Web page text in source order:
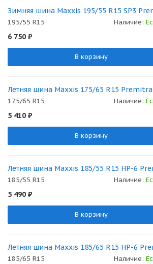
Зимняя шина Maxxis 195/55 R15 SP3
195/55 R15 Наличие:
6 750 ₽
В корзину
Летняя шина Maxxis 175/65 R15 Premitra
175/65 R15 Наличие:
5 410 ₽
В корзину
Летняя шина Maxxis 185/55 R15 HP-6
185/55 R15 Наличие:
5 490 ₽
В корзину
Летняя шина Maxxis 185/65 R15 HP-6
185/65 R15 Наличие: